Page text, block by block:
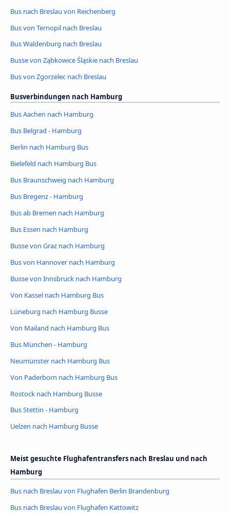
Bus nach Breslau von Reichenberg
Bus von Ternopil nach Breslau
Bus Waldenburg nach Breslau
Busse von Ząbkowice Śląskie nach Breslau
Bus von Zgorzelec nach Breslau
Busverbindungen nach Hamburg
Bus Aachen nach Hamburg
Bus Belgrad - Hamburg
Berlin nach Hamburg Bus
Bielefeld nach Hamburg Bus
Bus Braunschweig nach Hamburg
Bus Bregenz - Hamburg
Bus ab Bremen nach Hamburg
Bus Essen nach Hamburg
Busse von Graz nach Hamburg
Bus von Hannover nach Hamburg
Busse von Innsbruck nach Hamburg
Von Kassel nach Hamburg Bus
Lüneburg nach Hamburg Busse
Von Mailand nach Hamburg Bus
Bus München - Hamburg
Neumünster nach Hamburg Bus
Von Paderborn nach Hamburg Bus
Rostock nach Hamburg Busse
Bus Stettin - Hamburg
Uelzen nach Hamburg Busse
Meist gesuchte Flughafentransfers nach Breslau und nach
Hamburg
Bus nach Breslau von Flughafen Berlin Brandenburg
Bus nach Breslau von Flughafen Kattowitz